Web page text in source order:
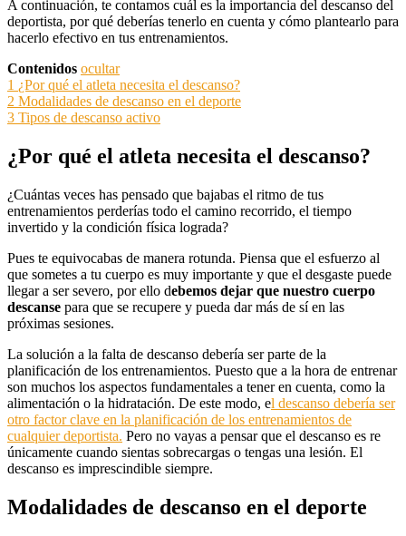
A continuación, te contamos cuál es la importancia del descanso del
deportista, por qué deberías tenerlo en cuenta y cómo plantearlo para
hacerlo efectivo en tus entrenamientos.
Contenidos ocultar
1 ¿Por qué el atleta necesita el descanso?
2 Modalidades de descanso en el deporte
3 Tipos de descanso activo
¿Por qué el atleta necesita el descanso?
¿Cuántas veces has pensado que bajabas el ritmo de tus
entrenamientos perderías todo el camino recorrido, el tiempo
invertido y la condición física lograda?
Pues te equivocabas de manera rotunda. Piensa que el esfuerzo al
que sometes a tu cuerpo es muy importante y que el desgaste puede
llegar a ser severo, por ello debemos dejar que nuestro cuerpo
descanse para que se recupere y pueda dar más de sí en las
próximas sesiones.
La solución a la falta de descanso debería ser parte de la
planificación de los entrenamientos. Puesto que a la hora de entrenar
son muchos los aspectos fundamentales a tener en cuenta, como la
alimentación o la hidratación. De este modo, el descanso debería ser
otro factor clave en la planificación de los entrenamientos de
cualquier deportista. Pero no vayas a pensar que el descanso es re
únicamente cuando sientas sobrecargas o tengas una lesión. El
descanso es imprescindible siempre.
Modalidades de descanso en el deporte